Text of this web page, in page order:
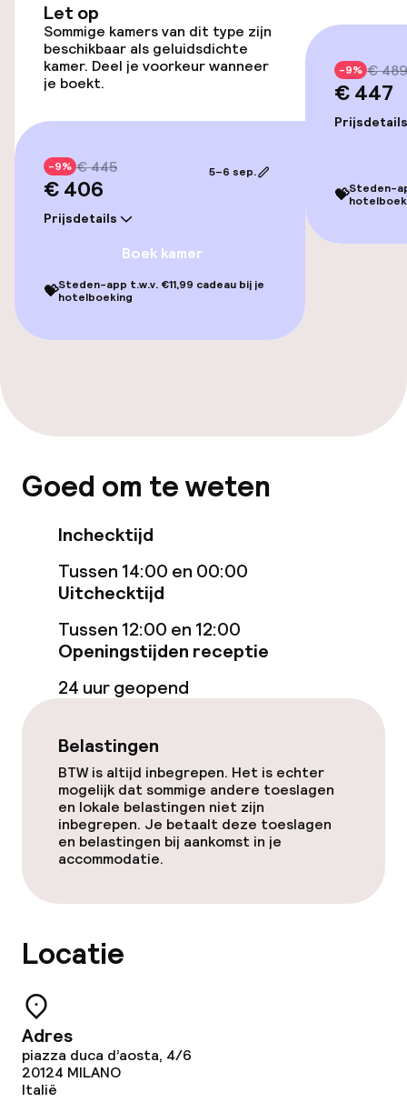
Kamers
Voor toegankelijkheid
geoptimaliseerde kamers beschikbaar
Gratis wifi
Eet- en drinkgelegenheden
Restaurant
Ontbijtbuffet
Dinerbuffet
Roomservice
Dieetopties
Vegetarische opties
Schoonmaakvoorzieningen
Wasservice
Zakelijke faciliteiten
Beleid
Let op
Sommige kamers van dit type zijn
beschikbaar als geluidsdichte
kamer. Deel je voorkeur wanneer
je boekt.
-9% € 445
€ 406
Prijsdetails
5–6 sep.
Boek kamer
💝Steden-app t.w.v. €11,99 cadeau bij je
hotelboeking
-9% € 489
€ 447
Prijsdetails
💝Steden-
Goed om te weten
Inchecktijd
Tussen 14:00 en 00:00
Uitchecktijd
Tussen 12:00 en 12:00
Openingstijden receptie
24 uur geopend
Belastingen
BTW is altijd inbegrepen. Het is echter
mogelijk dat sommige andere toeslagen
en lokale belastingen niet zijn
inbegrepen. Je betaalt deze toeslagen
en belastingen bij aankomst in je
accommodatie.
Locatie
Adres
piazza duca d’aosta, 4/6
20124 MILANO
Italië